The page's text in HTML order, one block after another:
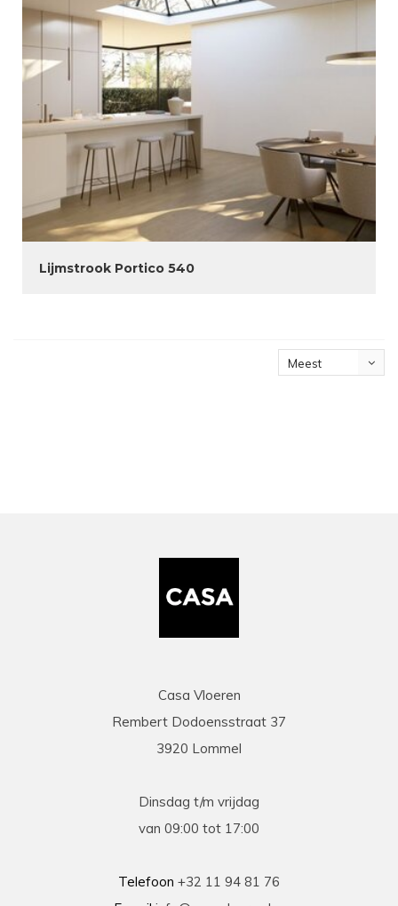
Lijmstrook Portico 540
Meest
Casa Vloeren
Rembert Dodoensstraat 37
3920 Lommel
Dinsdag t/m vrijdag
van 09:00 tot 17:00
Telefoon +32 11 94 81 76